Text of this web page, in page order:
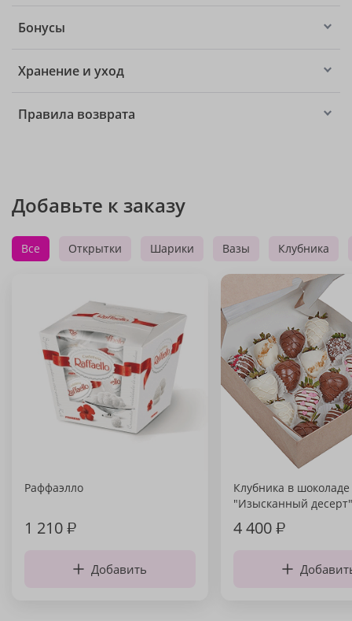
Бонусы
Хранение и уход
Правила возврата
Добавьте к заказу
Все Открытки Шарики Вазы Клубника
Раффаэлло
1 210₽
Добавить
Клубника в шоколаде
"Изысканный десерт"
4 400₽